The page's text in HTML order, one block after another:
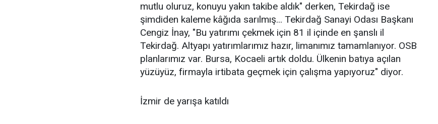
mutlu oluruz, konuyu yakın takibe aldık" derken, Tekirdağ ise
şimdiden kaleme kâğıda sarılmış... Tekirdağ Sanayi Odası Başkanı
Cengiz İnay, "Bu yatırımı çekmek için 81 il içinde en şanslı il
Tekirdağ. Altyapı yatırımlarımız hazır, limanımız tamamlanıyor. OSB
planlarımız var. Bursa, Kocaeli artık doldu. Ülkenin batıya açılan
yüzüyüz, firmayla irtibata geçmek için çalışma yapıyoruz" diyor.
İzmir de yarışa katıldı